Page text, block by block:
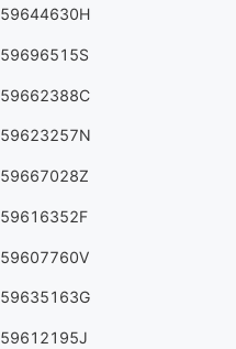
59644630H
59696515S
59662388C
59623257N
59667028Z
59616352F
59607760V
59635163G
59612195J